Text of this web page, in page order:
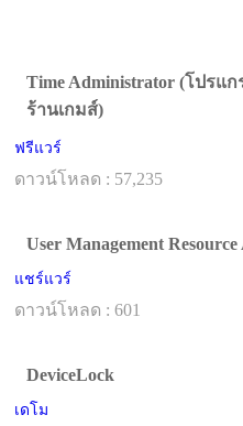
Time Administrator (โปรแ
ร้านเกมส์)
ฟรีแวร์
ดาวน์โหลด : 57,235
User Management
แชร์แวร์
ดาวน์โหลด : 601
DeviceLock
เดโม